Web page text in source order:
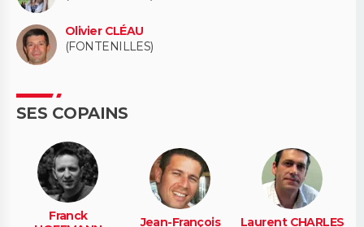
Olivier CLÉAU
(FONTENILLES)
SES COPAINS
Franck
Jean-François
Laurent CHARLES